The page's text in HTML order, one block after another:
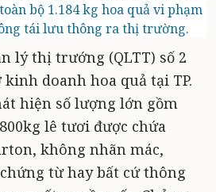
bộ 1.184 kg hoa quả vi phạm
tái lưu thông ra thị trường.
lý thị trướng (QLTT) số 2
doanh hoa quả tại TP.
hiện số lượng lớn gồm
lê tươi được chứa
không nhãn mác,
từ hay bất cứ thông